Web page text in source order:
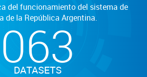
del funcionamiento del sistema de
de la República Argentina.
063
DATASETS